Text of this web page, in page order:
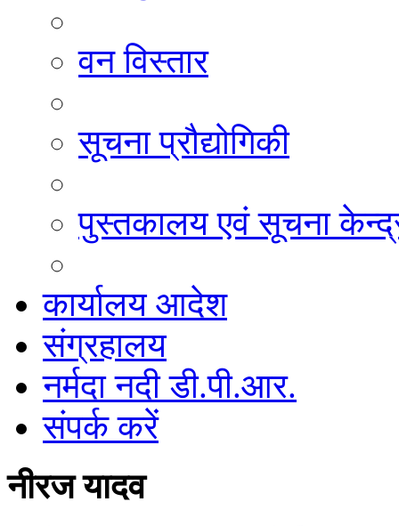
वन विस्तार
सूचना प्रौद्योगिकी
पुस्तकालय एवं सूचना
कार्यालय आदेश
संग्रहालय
नर्मदा नदी डी.पी.आर.
संपर्क करें
नीरज यादव